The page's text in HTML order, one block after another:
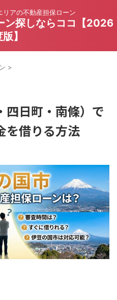
アの不動産担保ローン
ン探しならココ【2026
】
>
四日町・南條）で
を借りる方法